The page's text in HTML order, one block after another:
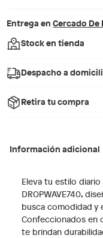
Entrega en Cercado De
Stock en tienda
Despacho a
Retira tu compra
Información adicional
Eleva tu estilo
DROPWAVE740,
busca comodidad y
Confeccionados en
te brindan